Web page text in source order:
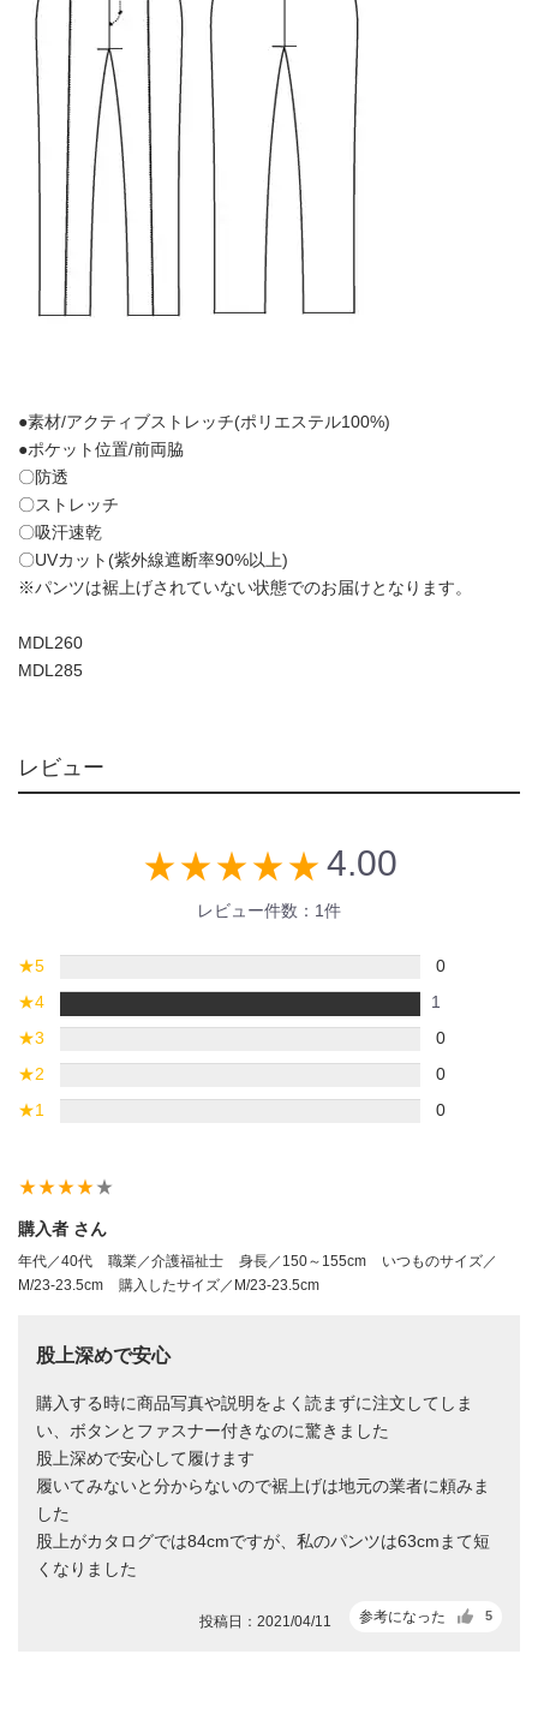
●素材/アクティブストレッチ(ポリエステル100%)
●ポケット位置/前両脇
〇防透
〇ストレッチ
〇吸汗速乾
〇UVカット(紫外線遮断率90%以上)
※パンツは裾上げされていない状態でのお届けとなります。
MDL260
MDL285
レビュー
star_rate star_rate star_rate star_rate star_rate 4.00
レビュー件数：1件
★5
0
★4
1
★3
0
★2
0
★1 0
star_ratestar_ratestar_ratestar_ratestar_rate
購入者 さん
年代／40代 職業／介護福祉士 身長／150～155cm
いつものサイズ／
M/23-23.5cm
購入したサイズ／M/23-23.5cm
股上深めで安心
購入する時に商品写真や説明をよく読まずに注文してしま
い、ボタンとファスナー付きなのに驚きました
股上深めで安心して履けます
履いてみないと分からないので裾上げは地元の業者に頼みま
した
股上がカタログでは84cmですが、私のパンツは63cmまて短
くなりました
参考になった 5
投稿日：2021/04/11